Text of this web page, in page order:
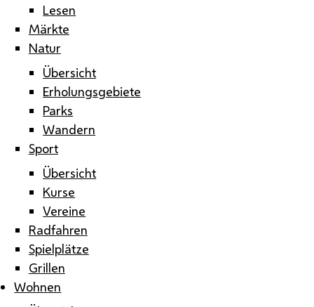
Lesen
Märkte
Natur
Übersicht
Erholungsgebiete
Parks
Wandern
Sport
Übersicht
Kurse
Vereine
Radfahren
Spielplätze
Grillen
Wohnen